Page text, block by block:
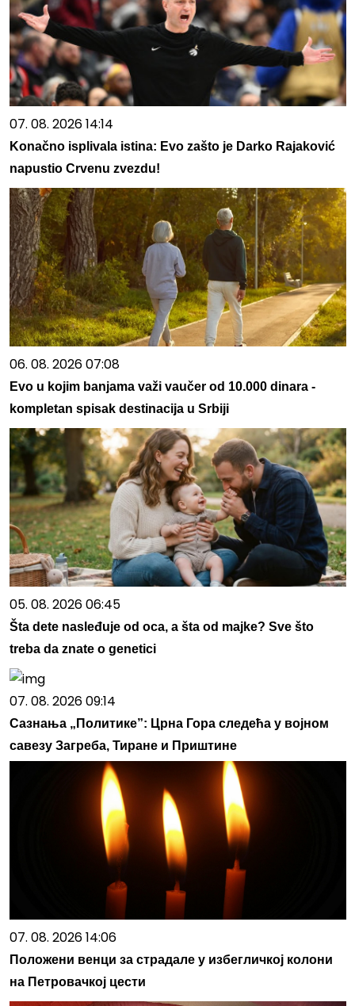
07. 08. 2026 14:14
Konačno isplivala istina: Evo zašto je Darko Rajaković
napustio Crvenu zvezdu!
06. 08. 2026 07:08
Evo u kojim banjama važi vaučer od 10.000 dinara -
kompletan spisak destinacija u Srbiji
05. 08. 2026 06:45
Šta dete nasleđuje od oca, a šta od majke? Sve što
treba da znate o genetici
07. 08. 2026 09:14
Сазнања „Политике”: Црна Гора следећа у војном
савезу Загреба, Тиране и Приштине
07. 08. 2026 14:06
Положени венци за страдале у избегличкој колони
на Петровачкој цести